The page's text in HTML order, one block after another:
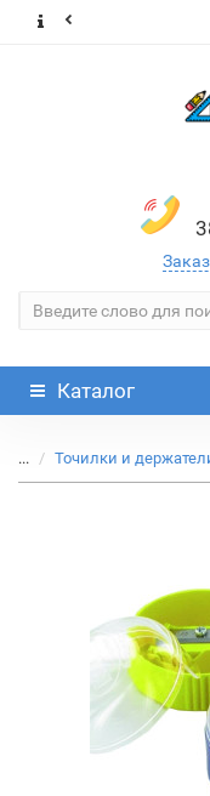
Каталог
... Точилки и